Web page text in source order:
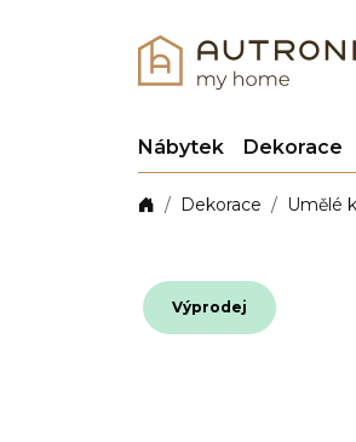
Nábytek Dekorace
Dekorace Umělé
Výprodej